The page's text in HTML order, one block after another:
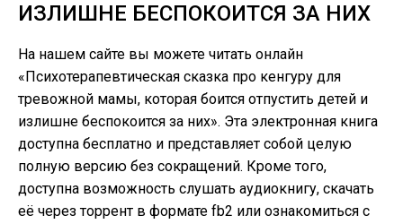
ИЗЛИШНЕ БЕСПОКОИТСЯ ЗА НИХ
На нашем сайте вы можете читать онлайн
«Психотерапевтическая сказка про кенгуру для
тревожной мамы, которая боится отпустить детей и
излишне беспокоится за них». Эта электронная книга
доступна бесплатно и представляет собой целую
полную версию без сокращений. Кроме того,
доступна возможность слушать аудиокнигу, скачать
её через торрент в формате fb2 или ознакомиться с